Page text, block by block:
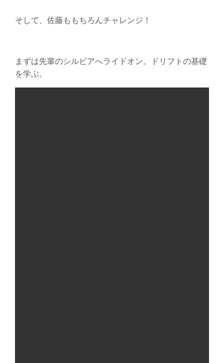
そして、佐藤ももちろんチャレンジ！
まずは先輩のシルビアへライドオン。ドリフトの基礎
を学ぶ。